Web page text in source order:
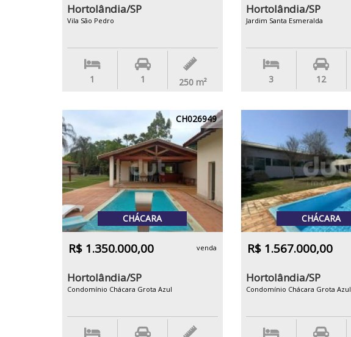
Hortolândia/SP
Vila São Pedro
1 1 250 m²
Hortolândia/SP
Jardim Santa Esmeralda
3 12
CH026949
CHÁCARA
R$ 1.350.000,00 venda
Hortolândia/SP
Condomínio Chácara Grota Azul
CHÁCARA
R$ 1.567.000,00
Hortolândia/SP
Condomínio Chácara Grota Azul